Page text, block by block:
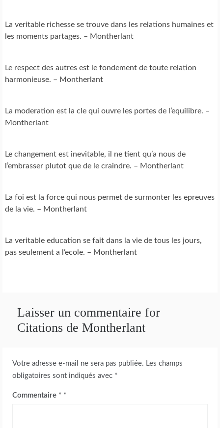
La veritable richesse se trouve dans les relations humaines et
les moments partages. – Montherlant
Le respect des autres est le fondement de toute relation
harmonieuse. – Montherlant
La moderation est la cle qui ouvre les portes de l’equilibre. –
Montherlant
Le changement est inevitable, il ne tient qu’a nous de
l’embrasser plutot que de le craindre. – Montherlant
La foi est la force qui nous permet de surmonter les epreuves
de la vie. – Montherlant
La veritable education se fait dans la vie de tous les jours,
pas seulement a l’ecole. – Montherlant
Laisser un commentaire for
Citations de Montherlant
Votre adresse e-mail ne sera pas publiée. Les champs
obligatoires sont indiqués avec *
Commentaire *